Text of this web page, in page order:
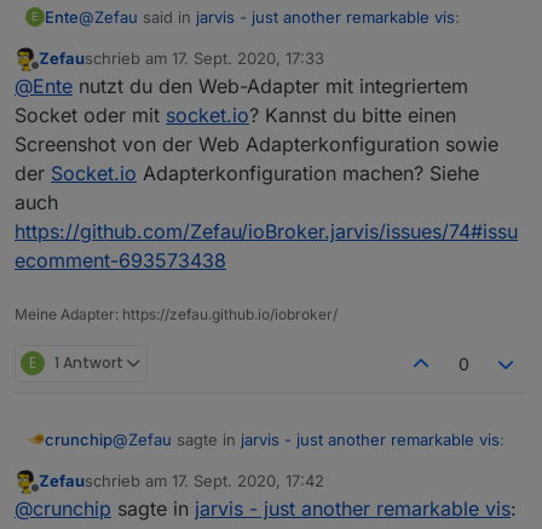
E Ente@Zefau said in jarvis - just another remarkable vis:
#socketPort=xxxx
Hab ein Video für den Klick aufgezeichnet. Ganz kurz
erscheint:
danach geht es sofort zu:
Offline
Zefauschrieb am 17. Sept. 2020, 17:33
zuletzt editiert von
@Ente nutzt du den Web-Adapter mit integriertem
Socket oder mit socket.io? Kannst du bitte einen
Screenshot von der Web Adapterkonfiguration sowie
der Socket.io Adapterkonfiguration machen? Siehe
auch
https://github.com/Zefau/ioBroker.jarvis/issues/74#issu
ecomment-693573438
Meine Adapter: https://zefau.github.io/iobroker/
E 1 Antwort 0
crunchip@Zefau sagte in jarvis - just another remarkable vis:
versucht so einfach wie möglich zu gestalten
Zefauschrieb am 17. Sept. 2020, 17:42
zuletzt editiert von
@crunchip sagte in jarvis - just another remarkable vis: